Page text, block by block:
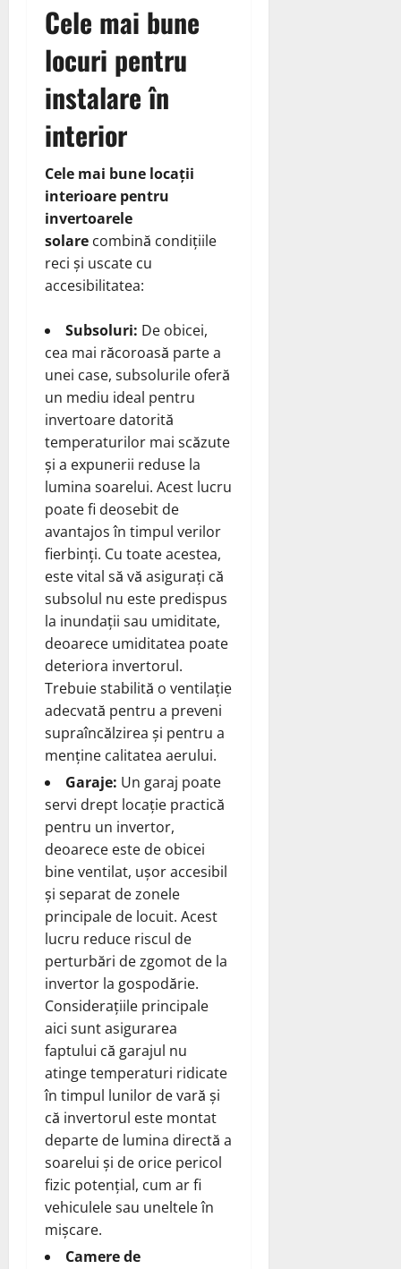
Cele mai bune
locuri pentru
instalare în
interior
Cele mai bune locații
interioare pentru
invertoarele
solare combină condițiile
reci și uscate cu
accesibilitatea:
Subsoluri: De obicei,
cea mai răcoroasă parte a
unei case, subsolurile oferă
un mediu ideal pentru
invertoare datorită
temperaturilor mai scăzute
și a expunerii reduse la
lumina soarelui. Acest lucru
poate fi deosebit de
avantajos în timpul verilor
fierbinți. Cu toate acestea,
este vital să vă asigurați că
subsolul nu este predispus
la inundații sau umiditate,
deoarece umiditatea poate
deteriora invertorul.
Trebuie stabilită o ventilație
adecvată pentru a preveni
supraîncălzirea și pentru a
menține calitatea aerului.
Garaje: Un garaj poate
servi drept locație practică
pentru un invertor,
deoarece este de obicei
bine ventilat, ușor accesibil
și separat de zonele
principale de locuit. Acest
lucru reduce riscul de
perturbări de zgomot de la
invertor la gospodărie.
Considerațiile principale
aici sunt asigurarea
faptului că garajul nu
atinge temperaturi ridicate
în timpul lunilor de vară și
că invertorul este montat
departe de lumina directă a
soarelui și de orice pericol
fizic potențial, cum ar fi
vehiculele sau uneltele în
mișcare.
Camere de